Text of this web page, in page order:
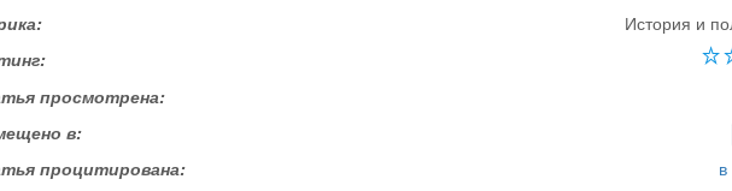
История и
просмотрена:
в:
процитирована: